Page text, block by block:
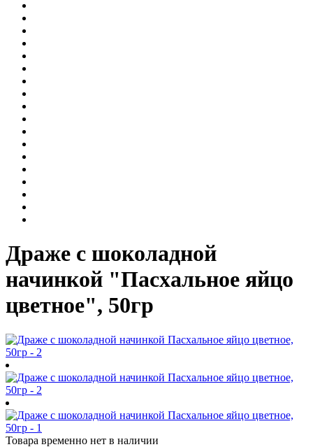
Драже с шоколадной
начинкой "Пасхальное яйцо
цветное", 50гр
Товара временно нет в наличии